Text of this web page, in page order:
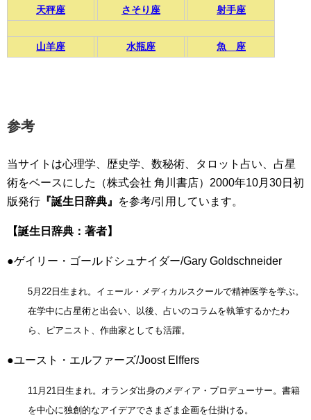
天秤座 さそり座 射手座
山羊座 水瓶座 魚 座
参考
当サイトは心理学、歴史学、数秘術、タロット占い、占星
術をベースにした（株式会社 角川書店）2000年10月30日初
版発行 『誕生日辞典』 を参考/引用しています。
【誕生日辞典：著者】
●ゲイリー・ゴールドシュナイダー/Gary Goldschneider
5月22日生まれ。イェール・メディカルスクールで精神医学を学ぶ。
在学中に占星術と出会い、以後、占いのコラムを執筆するかたわ
ら、ピアニスト、作曲家としても活躍。
●ユースト・エルファーズ/Joost Elffers
11月21日生まれ。オランダ出身のメディア・プロデューサー。書籍
を中心に独創的なアイデアでさまざま企画を仕掛ける。